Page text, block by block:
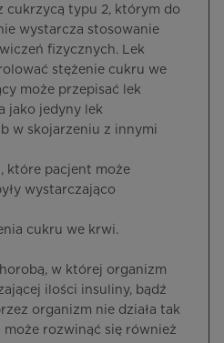
cukrzycą typu 2, którym do
wystarcza stosowanie
fizycznych. Lek
stężenie cukru we
może przepisać lek
jako jedyny lek
w skojarzeniu z innymi
które pacjent może
wystarczająco
cukru we krwi.
w której organizm
ilości insuliny, bądź
organizm nie działa tak
może rozwinąć się również